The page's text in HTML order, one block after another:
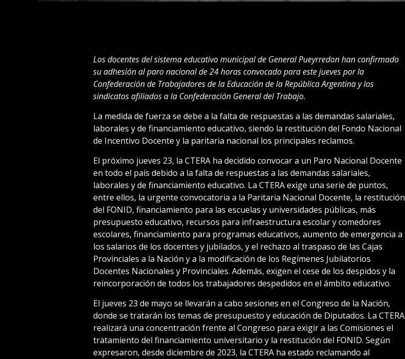
Los docentes del sistema educativo municipal de General Pueyrredon han confirmado
su adhesión al paro nacional de 24 horas convocado para este jueves por la
Confederación de Trabajadores de la Educación de la República Argentina y los
sindicatos afiliados a la Confederación General del Trabajo.
La medida de fuerza se debe a la falta de respuestas a las demandas salariales,
laborales y de financiamiento educativo, siendo la restitución del Fondo Nacional
de Incentivo Docente y la paritaria nacional los principales reclamos.
El próximo jueves 23, la CTERA ha decidido convocar a un Paro Nacional Docente
en todo el país debido a la falta de respuestas a las demandas salariales,
laborales y de financiamiento educativo. La CTERA exige una serie de puntos,
entre ellos, la urgente convocatoria a la Paritaria Nacional Docente, la restitución
del FONID, financiamiento para las escuelas y universidades públicas, más
presupuesto educativo, recursos para infraestructura escolar y comedores
escolares, financiamiento para programas educativos, aumento de emergencia a
los salarios de los docentes y jubilados, y el rechazo al traspaso de las Cajas
Provinciales a la Nación y a la modificación de los Regímenes Jubilatorios
Docentes Nacionales y Provinciales. Además, exigen el cese de los despidos y la
reincorporación de todos los trabajadores despedidos en el ámbito educativo.
El jueves 23 de mayo se llevarán a cabo sesiones en el Congreso de la Nación,
donde se tratarán los temas de presupuesto y educación de Diputados. La CTERA
realizará una concentración frente al Congreso para exigir a las Comisiones el
tratamiento del financiamiento universitario y la restitución del FONID. Según
expresaron, desde diciembre de 2023, la CTERA ha estado reclamando al